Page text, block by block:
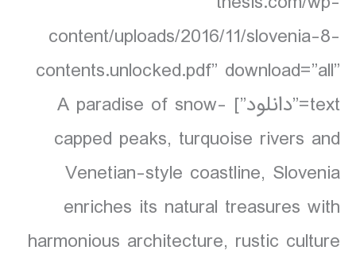
content/uploads/2016/11/slovenia-8-
contents.unlocked.pdf” download=”all”
text=”دانلود”] A paradise of snow-
capped peaks, turquoise rivers and
Venetian-style coastline, Slovenia
enriches its natural treasures with
harmonious architecture, rustic culture